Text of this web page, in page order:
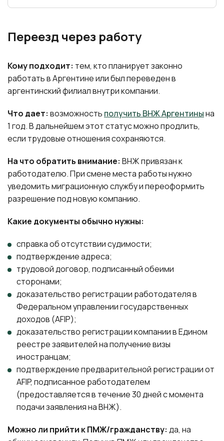
Переезд через работу
Кому подходит: тем, кто планирует законно
работать в Аргентине или был переведен в
аргентинский филиал внутри компании.
Что дает: возможность получить ВНЖ Аргентинына
1 год. В дальнейшем этот статус можно продлить,
если трудовые отношения сохраняются.
На что обратить внимание: ВНЖ привязан к
работодателю. При смене места работы нужно
уведомить миграционную службу и переоформить
разрешение под новую компанию.
Какие документы обычно нужны:
справка об отсутствии судимости;
подтверждение адреса;
трудовой договор, подписанный обеими
сторонами;
доказательство регистрации работодателя в
Федеральном управлении государственных
доходов (AFIP);
доказательство регистрации компании в Едином
реестре заявителей на получение визы
иностранцам;
подтверждение предварительной регистрации от
AFIP, подписанное работодателем
(предоставляется в течение 30 дней с момента
подачи заявления на ВНЖ).
Можно ли прийти к ПМЖ/гражданству: да, на